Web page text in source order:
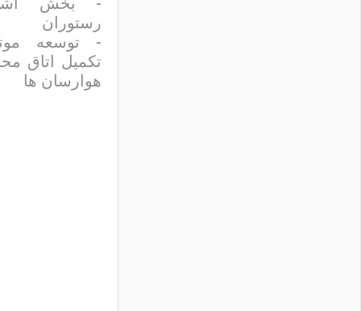
رستوران
- توسعه
تکمیل اتاق
هوارسان ها